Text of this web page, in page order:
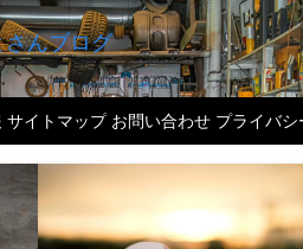
さんブログ
サイトマップ お問い合わせ プライバ